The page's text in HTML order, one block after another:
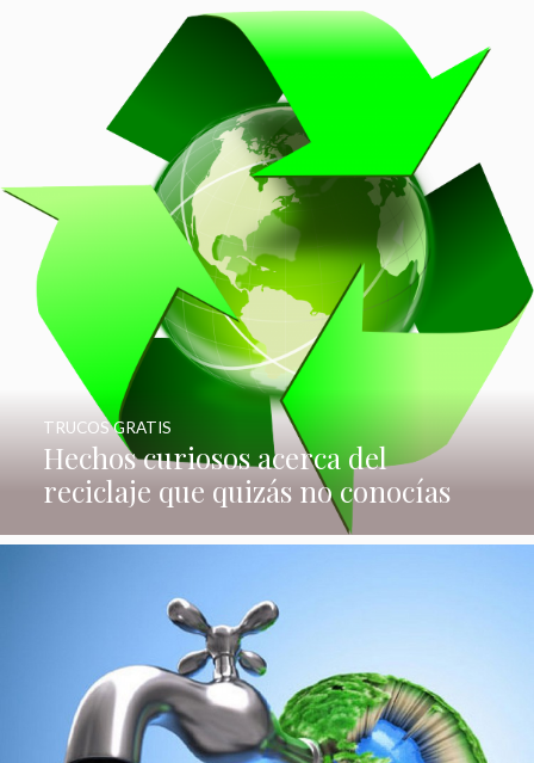
Hechos curiosos acerca del
reciclaje que quizás no conocías
TRUCOS GRATIS